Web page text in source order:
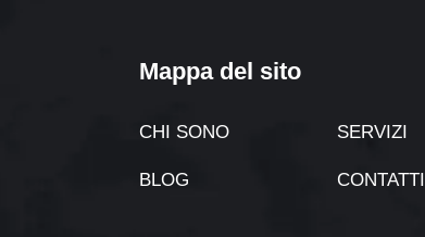
Mappa del sito
CHI SONO SERVIZI
BLOG CONTATTI